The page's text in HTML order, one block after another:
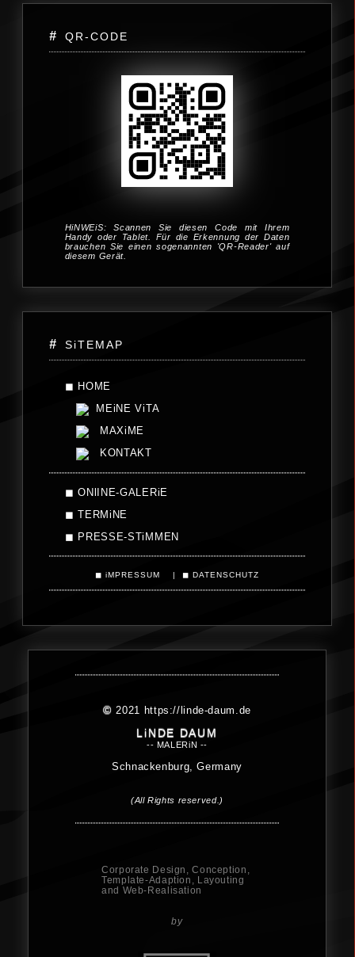
QR-CODE
HiNWEiS: Scannen Sie diesen Code mit Ihrem
Handy oder Tablet. Für die Er­kennung der Daten
brauchen Sie einen so­ge­nannten 'QR-Reader' auf
diesem Gerät.
SiTEMAP
◼ HOME
MEiNE ViTA
MAXiME
KONTAKT
◼ ONlINE-GALERiE
◼ TERMiNE
◼ PRESSE-STiMMEN
◼ iMPRESSUM | ◼ DATENSCHUTZ
© 2021 https://linde-daum.de
LiNDE DAUM
-- MALERiN --
Schnackenburg, Germany
(All Rights reserved.)
Corporate Design, Conception,
Template-Adaption, Layouting
and Web-Realisation
by